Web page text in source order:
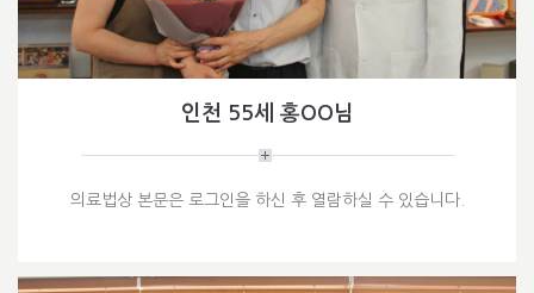
인천 55세 홍OO님
의료법상 본문은 로그인을 하신 후 열람하실 수 있습니다.